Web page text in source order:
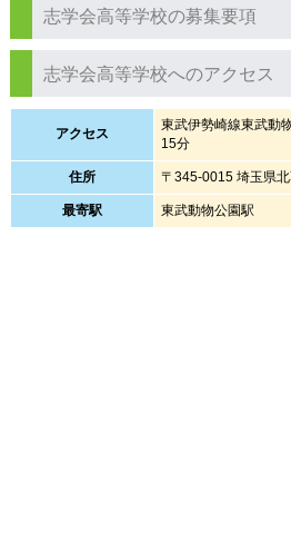
志学会高等学校の募集要項
志学会高等学校へのアクセス
アクセス
東武伊勢崎線東武動
15分
住所 〒345-0015 埼玉県
最寄駅 東武動物公園駅